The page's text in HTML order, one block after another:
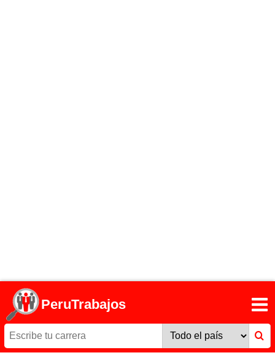
PeruTrabajos